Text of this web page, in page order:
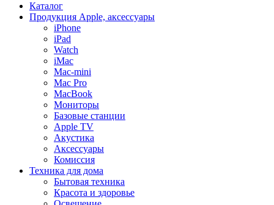
Каталог
Продукция Apple, аксессуары
iPhone
iPad
Watch
iMac
Mac-mini
Mac Pro
MacBook
Мониторы
Базовые станции
Apple TV
Акустика
Аксессуары
Комиссия
Техника для дома
Бытовая техника
Красота и здоровье